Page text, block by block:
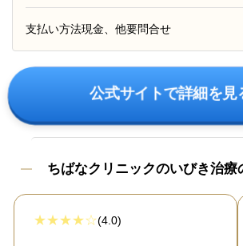
支払い方法現金、他要問合せ
公式サイトで詳細を見
ちばなクリニックのいびき治療
(4.0)